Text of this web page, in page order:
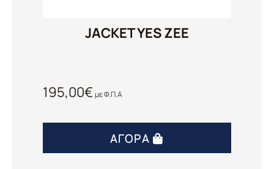
JACKET YES ZEE
195,00€με Φ.Π.Α
ΑΓΟΡΆ